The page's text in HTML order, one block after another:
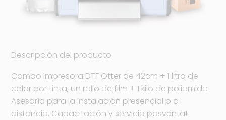
Descripción del producto
Combo Impresora DTF Otter de 42cm + 1 litro de
color por tinta, un rollo de film + 1 kilo de poliamida
Asesoría para la Instalación presencial o a
distancia, Capacitación y servicio posventa!